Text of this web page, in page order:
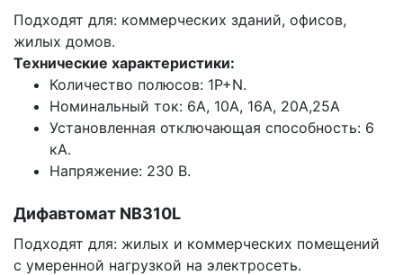
Подходят для: коммерческих зданий, офисов,
жилых домов.
Технические характеристики:
Количество полюсов: 1P+N.
Номинальный ток: 6А, 10А, 16А, 20А,25А
Установленная отключающая способность: 6
кА.
Напряжение: 230 В.
Дифавтомат NB310L
Подходят для: жилых и коммерческих помещений
с умеренной нагрузкой на электросеть.